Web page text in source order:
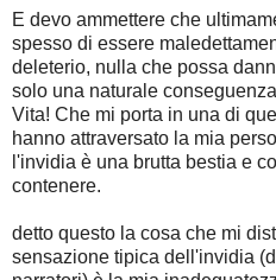
E devo ammettere che
spesso di essere
deleterio, nulla che possa
solo una naturale
Vita! Che mi porta in una di
hanno attraversato la mia
l'invidia è una brutta bestia e
contenere.
detto questo la cosa che mi
sensazione tipica dell'invidia